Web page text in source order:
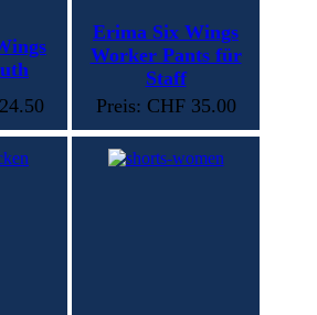
Erima Six Wings
Worker Pants für
Staff
Preis: CHF 35.00